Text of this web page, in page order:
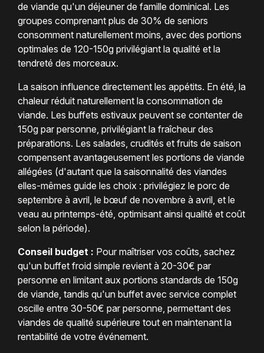
de viande qu'un déjeuner de famille dominical. Les
groupes comprenant plus de 30% de seniors
consomment naturellement moins, avec des portions
optimales de 120-150g privilégiant la qualité et la
tendreté des morceaux.
La saison influence directement les appétits. En été, la
chaleur réduit naturellement la consommation de
viande. Les buffets estivaux peuvent se contenter de
150g par personne, privilégiant la fraîcheur des
préparations. Les salades, crudités et fruits de saison
compensent avantageusement les portions de viande
allégées (d'autant que la saisonnalité des viandes
elles-mêmes guide les choix : privilégiez le porc de
septembre à avril, le bœuf de novembre à avril, et le
veau au printemps-été, optimisant ainsi qualité et coût
selon la période).
Conseil budget : Pour maîtriser vos coûts, sachez
qu'un buffet froid simple revient à 20-30€ par
personne en limitant aux portions standards de 150g
de viande, tandis qu'un buffet avec service complet
oscille entre 30-50€ par personne, permettant des
viandes de qualité supérieure tout en maintenant la
rentabilité de votre événement.